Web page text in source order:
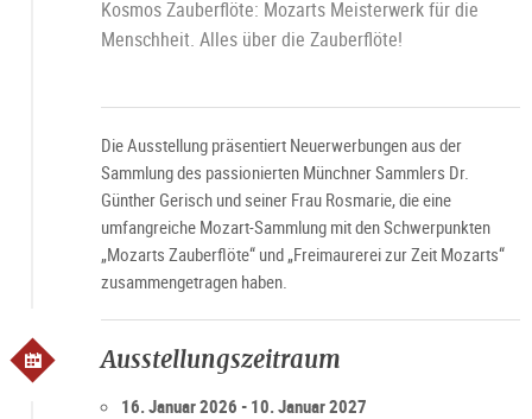
Kosmos Zauberflöte: Mozarts Meisterwerk für die
Menschheit. Alles über die Zauberflöte!
Die Ausstellung präsentiert Neuerwerbungen aus der
Sammlung des passionierten Münchner Sammlers Dr.
Günther Gerisch und seiner Frau Rosmarie, die eine
umfangreiche Mozart-Sammlung mit den Schwerpunkten
„Mozarts Zauberflöte“ und „Freimaurerei zur Zeit Mozarts“
zusammengetragen haben.
Ausstellungszeitraum
16. Januar 2026 - 10. Januar 2027